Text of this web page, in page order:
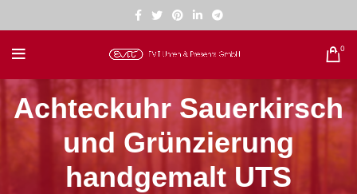
0
Achteckuhr Sauerkirsch
und Grünzierung
handgemalt UTS